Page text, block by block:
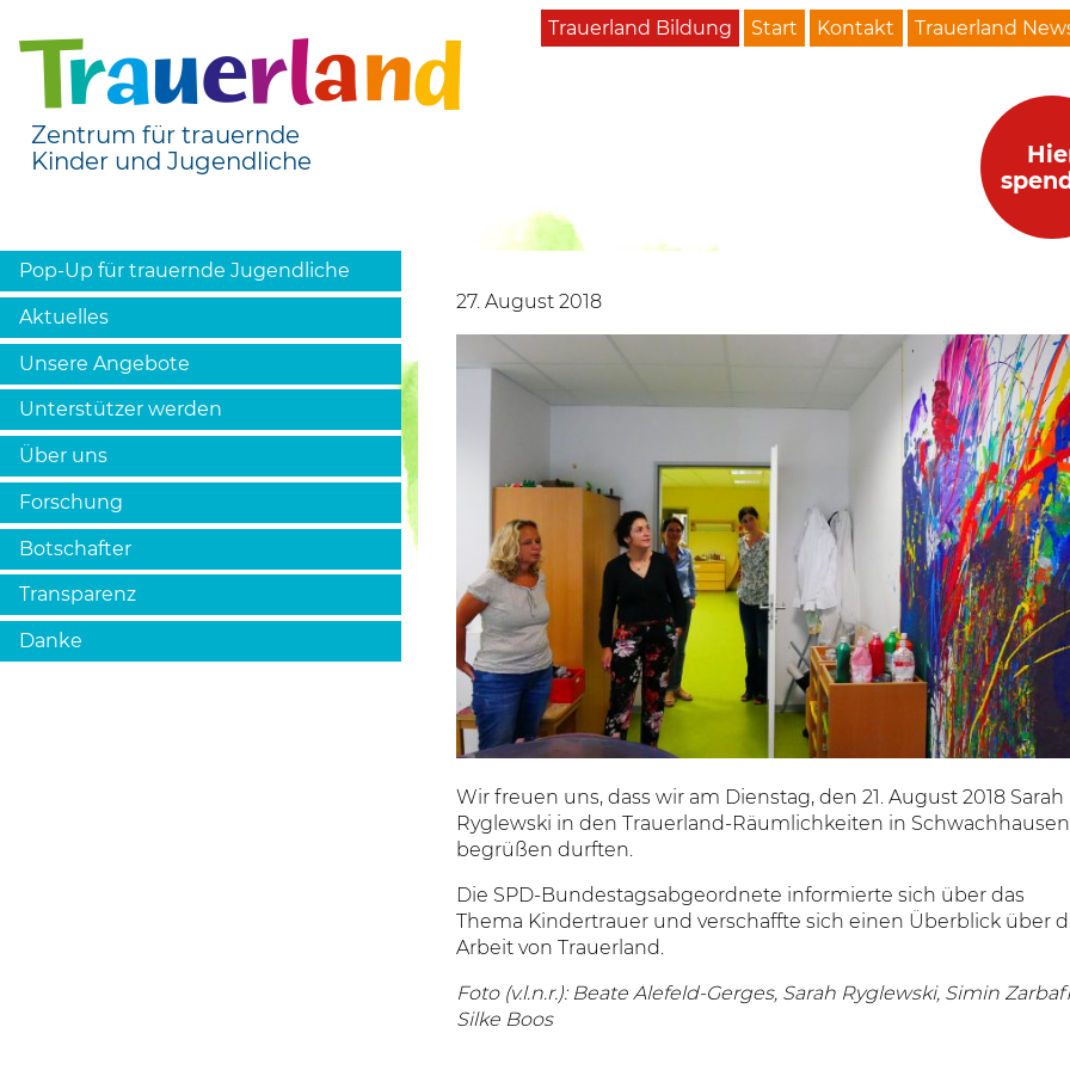
Zentrum für trauernde
Kinder und Jugendliche
Pop-Up für trauernde Jugendliche
Aktuelles
Unsere Angebote
Unterstützer werden
Über uns
Forschung
Botschafter
Transparenz
Danke
Trauerland Bildung Start Kontakt Trauerland
27. August 2018
Wir freuen uns, dass wir am Dienstag, den 21. August 2018 Sarah
Ryglewski in den Trauerland-Räumlichkeiten in Schwachhausen
begrüßen durften.
Die SPD-Bundestagsabgeordnete informierte sich über das
Thema Kindertrauer und verschaffte sich einen Überblick über
Arbeit von Trauerland.
Foto (v.l.n.r.): Beate Alefeld-Gerges, Sarah Ryglewski, Simin
Silke Boos